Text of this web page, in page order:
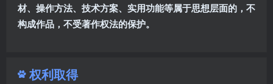
材、操作方法、技术方案、实用功能等属于思想层面的，不
构成作品，不受著作权法的保护。
权利取得